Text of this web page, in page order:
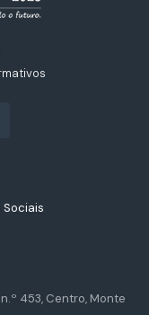
Sociais
453, Centro, Monte